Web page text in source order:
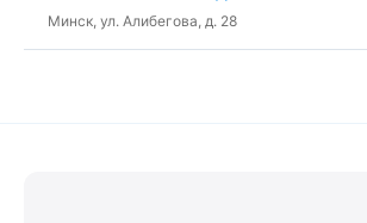
Минск, ул. Алибегова, д. 28